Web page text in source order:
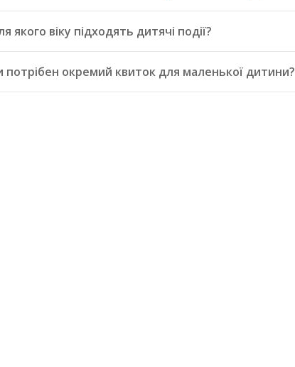
якого віку підходять дитячі події?
потрібен окремий квиток для маленької дитини?